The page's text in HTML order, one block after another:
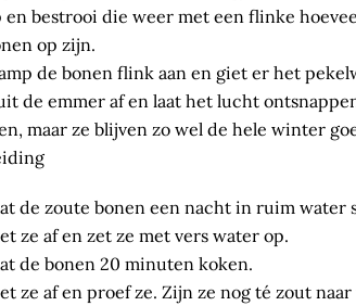
en bestrooi die weer met een flinke
op zijn.
de bonen flink aan en giet er het
de emmer af en laat het lucht
maar ze blijven zo wel de hele winter
de zoute bonen een nacht in ruim water
ze af en zet ze met vers water op.
de bonen 20 minuten koken.
ze af en proef ze. Zijn ze nog té zout